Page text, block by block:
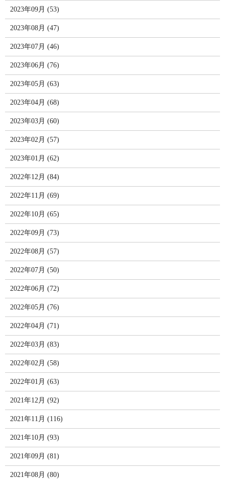
2023年09月 (53)
2023年08月 (47)
2023年07月 (46)
2023年06月 (76)
2023年05月 (63)
2023年04月 (68)
2023年03月 (60)
2023年02月 (57)
2023年01月 (62)
2022年12月 (84)
2022年11月 (69)
2022年10月 (65)
2022年09月 (73)
2022年08月 (57)
2022年07月 (50)
2022年06月 (72)
2022年05月 (76)
2022年04月 (71)
2022年03月 (83)
2022年02月 (58)
2022年01月 (63)
2021年12月 (92)
2021年11月 (116)
2021年10月 (93)
2021年09月 (81)
2021年08月 (80)